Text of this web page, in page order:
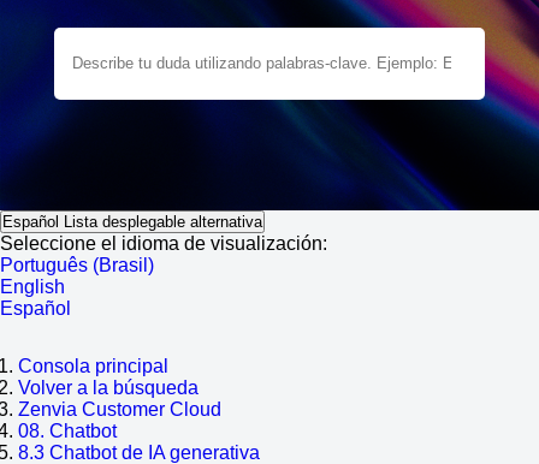
Español Lista desplegable alternativa
Seleccione el idioma de visualización:
Português (Brasil)
English
Español
Consola principal
Volver a la búsqueda
Zenvia Customer Cloud
08. Chatbot
8.3 Chatbot de IA generativa